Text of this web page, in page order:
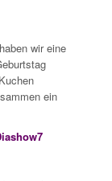
wir eine
ein